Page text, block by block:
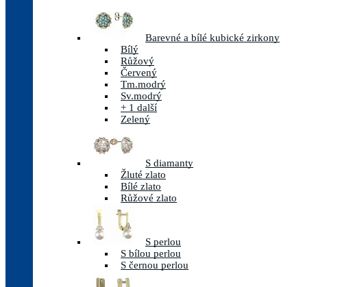
Barevné a bílé kubické zirkony
Bílý
Růžový
Červený
Tm.modrý
Sv.modrý
+ 1 další
Zelený
S diamanty
Žluté zlato
Bílé zlato
Růžové zlato
S perlou
S bílou perlou
S černou perlou